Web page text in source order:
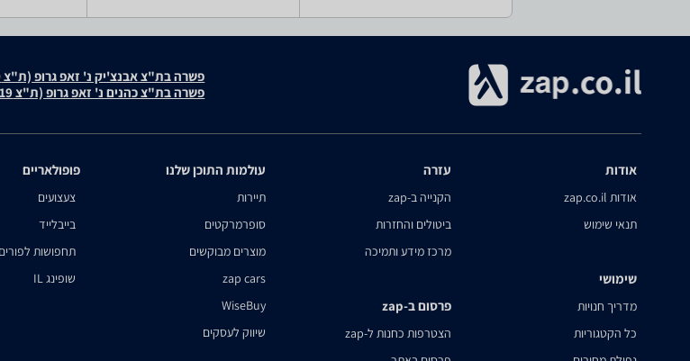
פשרה בת"צ אבנצ'יק נ' זאפ גרופ (ת"צ 23008-08-20)
פשרה בת"צ כהנים נ' זאפ גרופ (ת"צ 60371-12-19)
אודות
אודות zap.co.il
תנאי שימוש
שימושי
מדריך חנויות
כל הקטגוריות
עזרה
הקנייה ב-zap
ביטולים והחזרות
מרכז מידע ותמיכה
פרסום ב-zap
הצטרפות כחנות ל-zap
עולמות התוכן שלנו
תיירות
סופרמרקטים
מוצרים מבוקשים
zap cars
WiseBuy
שיווק לעסקים
פופולאריים
צעצועים
בייבלייד
תחפושות לפורים
שופינג IL